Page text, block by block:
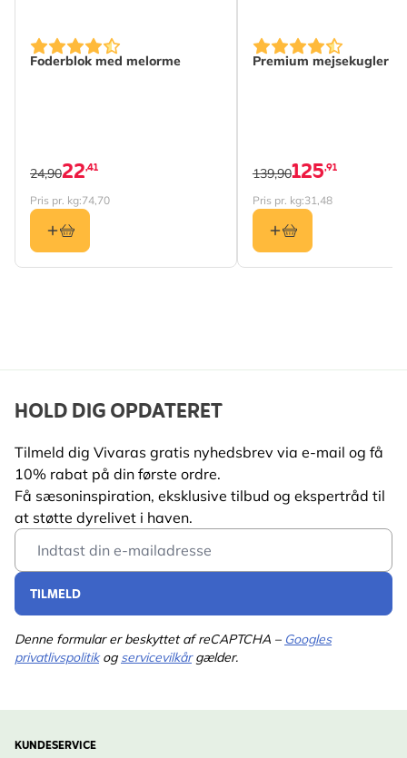
Analytiske
ingredienser
Fugtighed 8.5%,
Råprotein 9.6%, Råfedt
ekyetongodde
Egnet
dyreliv
Foderblok med melorme
22,41
24,90
Pris pr. kg:74,70
Premium mejsekugler
125,91
139,90
Pris pr. kg:31,48
HOLD DIG OPDATERET
Tilmeld dig Vivaras gratis nyhedsbrev via e-mail og få
10% rabat på din første ordre.
Få sæsoninspiration, eksklusive tilbud og ekspertråd til
at støtte dyrelivet i haven.
Email Address
TILMELD
Denne formular er beskyttet af reCAPTCHA – Googles
privatlivspolitikog servicevilkårgælder.
KUNDESERVICE